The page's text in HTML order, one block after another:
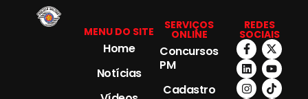
MENU DO SITE
Home
Notícias
SERVIÇOS
ONLINE
Concursos
PM
Cadastro
REDES
SOCIAIS